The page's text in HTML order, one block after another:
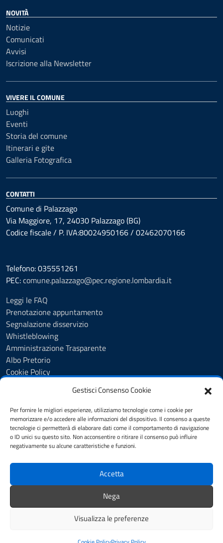
Gestisci Consenso Cookie
Per fornire le migliori esperienze, utilizziamo tecnologie come i cookie per
memorizzare e/o accedere alle informazioni del dispositivo. Il consenso a queste
tecnologie ci permetterà di elaborare dati come il comportamento di navigazione
o ID unici su questo sito. Non acconsentire o ritirare il consenso può influire
negativamente su alcune caratteristiche e funzioni.
Accetta
Nega
Visualizza le preferenze
NOVITÀ
Notizie
Comunicati
Avvisi
Iscrizione alla Newsletter
VIVERE IL COMUNE
Luoghi
Eventi
Storia del comune
Itinerari e gite
Galleria Fotografica
CONTATTI
Comune di Palazzago
Via Maggiore, 17, 24030 Palazzago (BG)
Codice fiscale / P. IVA:80024950166 / 02462070166
Telefono: 035551261
PEC:comune.palazzago@pec.regione.lombardia.it
Leggi le FAQ
Prenotazione appuntamento
Segnalazione disservizio
Whistleblowing
Amministrazione Trasparente
Albo Pretorio
Cookie Policy
Dichiarazione di accessibilità
Dichiarazione di accessibilità - pagina informativa
Obiettivi di accessibilità
Note legali
Feedback
Facebook
Whatsapp
Credits